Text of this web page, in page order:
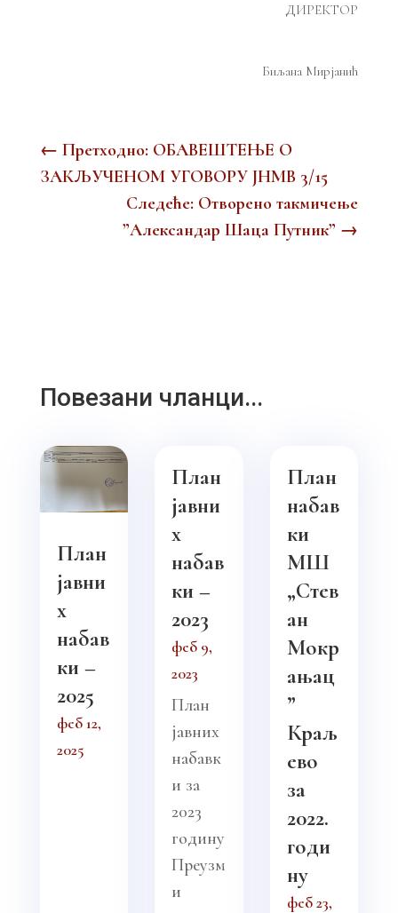
ДИРЕКТОР
Биљана Мирјанић
← Претходно: ОБАВЕШТЕЊЕ О
ЗАКЉУЧЕНОМ УГОВОРУ ЈНМВ 3/15
Следеће: Отворено такмичење
”Александар Шаца Путник” →
Повезани чланци...
План
јавни
х
набав
ки –
2025
феб 12,
2025
План
јавни
х
набав
ки –
2023
феб 9,
2023
План
јавних
набавк
и за
2023
годину
Преузм
и
План
набав
ки
МШ
„Стев
ан
Мокр
ањац
”
Краљ
ево
за
2022.
годи
ну
феб 23,